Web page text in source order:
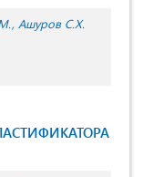
Ашуров С.X.